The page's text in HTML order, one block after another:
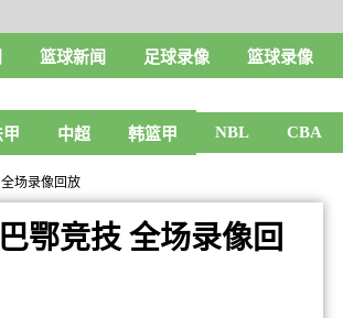
篮球新闻 足球录像 篮球录像
中超 韩篮甲 NBL CBA
场录像回放
鄂竞技 全场录像回